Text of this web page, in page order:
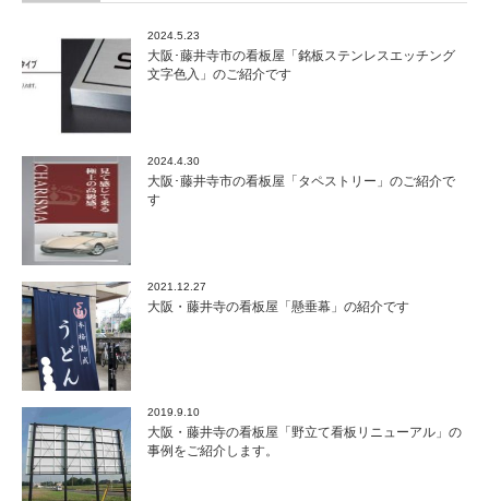
2024.5.23
大阪･藤井寺市の看板屋「銘板ステンレスエッチング
文字色入」のご紹介です
2024.4.30
大阪･藤井寺市の看板屋「タペストリー」のご紹介で
す
2021.12.27
大阪・藤井寺の看板屋「懸垂幕」の紹介です
2019.9.10
大阪・藤井寺の看板屋「野立て看板リニューアル」の
事例をご紹介します。